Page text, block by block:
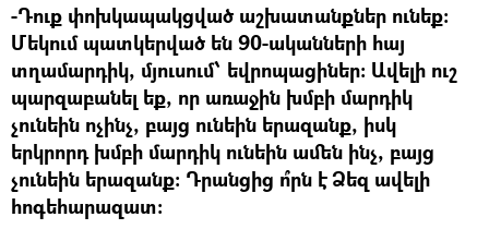
-Դուք փոխկապակցված աշխատանքներ ունեք։
Մեկում պատկերված են 90-ականների հայ
տղամարդիկ, մյուսում՝ եվրոպացիներ։ Ավելի ուշ
պարզաբանել եք, որ առաջին խմբի մարդիկ
չունեին ոչինչ, բայց ունեին երազանք, իսկ
երկրորդ խմբի մարդիկ ունեին ամեն ինչ, բայց
չունեին երազանք։ Դրանցից ո՞րն է Ձեզ ավելի
հոգեհարազատ։